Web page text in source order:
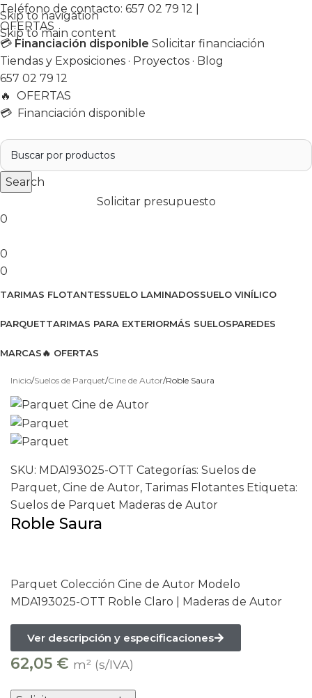
Skip to navigation
Skip to main content
Teléfono de contacto: 657 02 79 12
OFERTAS
💳 Financiación disponible Solicitar financiación
Tiendas y Exposiciones · Proyectos · Blog
657 02 79 12
🔥 OFERTAS
💳 Financiación disponible
Search
Solicitar presupuesto
0
0
0
TARIMAS FLOTANTESSUELO LAMINADOSSUELO VINÍLICO
PARQUETTARIMAS PARA EXTERIORMÁS SUELOSPAREDES
MARCAS🔥 OFERTAS
Ver catálogo 2026
Inicio Suelos de Parquet Cine de Autor Roble Saura
SKU: MDA193025-OTT Categorías: Suelos de
Parquet, Cine de Autor, Tarimas Flotantes Etiqueta:
Suelos de Parquet Maderas de Autor
Roble Saura
Parquet Colección Cine de Autor Modelo
MDA193025-OTT Roble Claro | Maderas de Autor
Ver descripción y especificaciones
62,05 € m² (s/IVA)